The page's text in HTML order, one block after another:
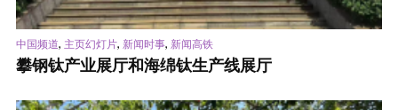
中国频道, 主页幻灯片, 新闻时事, 新闻高铁
攀钢钛产业展厅和海绵钛生产线展厅